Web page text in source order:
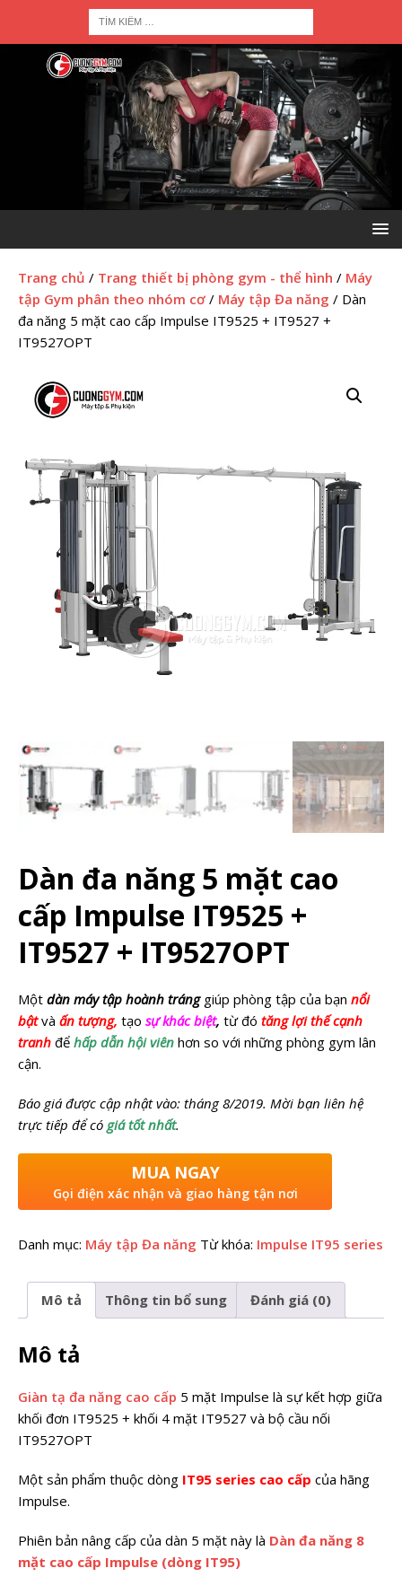
Trang chủ / Trang thiết bị phòng gym - thể hình / Máy
tập Gym phân theo nhóm cơ / Máy tập Đa năng / Dàn
đa năng 5 mặt cao cấp Impulse IT9525 + IT9527 +
IT9527OPT
Dàn đa năng 5 mặt cao
cấp Impulse IT9525 +
IT9527 + IT9527OPT
Một dàn máy tập hoành tránggiúp phòng tập của bạn nổi
bậtvà ấn tượng, tạo sự khác biệt, từ đó tăng lợi thế cạnh
tranh để hấp dẫn hội viên hơn so với những phòng gym lân
cận.
Báo giá được cập nhật vào: tháng 8/2019. Mời bạn liên hệ
trực tiếp để có giá tốt nhất.
MUA NGAY
Gọi điện xác nhận và giao hàng tận nơi
Danh mục: Máy tập Đa năng Từ khóa: Impulse IT95 series
Mô tả Thông tin bổ sung Đánh giá (0)
Mô tả
Giàn tạ đa năng cao cấp 5 mặt Impulse là sự kết hợp giữa
khối đơn IT9525 + khối 4 mặt IT9527 và bộ cầu nối
IT9527OPT
Một sản phẩm thuộc dòng IT95 series cao cấp của hãng
Impulse.
Phiên bản nâng cấp của dàn 5 mặt này là Dàn đa năng 8
mặt cao cấp Impulse (dòng IT95)